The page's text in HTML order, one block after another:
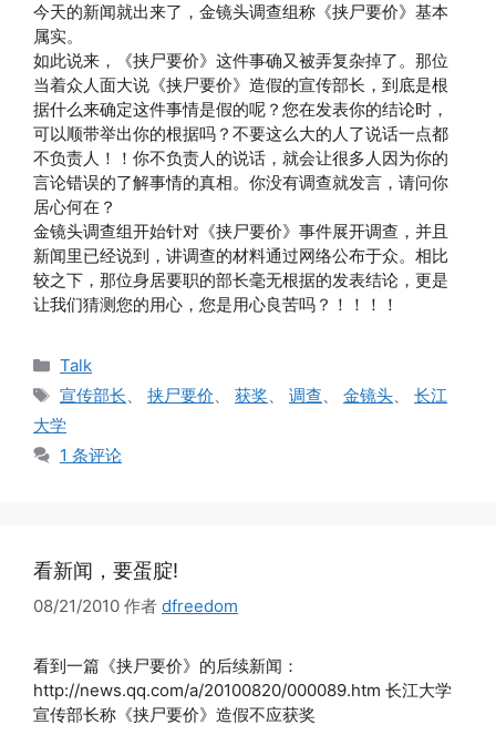
今天的新闻就出来了，金镜头调查组称《挟尸要价》基本
属实。
如此说来，《挟尸要价》这件事确又被弄复杂掉了。那位
当着众人面大说《挟尸要价》造假的宣传部长，到底是根
据什么来确定这件事情是假的呢？您在发表你的结论时，
可以顺带举出你的根据吗？不要这么大的人了说话一点都
不负责人！！你不负责人的说话，就会让很多人因为你的
言论错误的了解事情的真相。你没有调查就发言，请问你
居心何在？
金镜头调查组开始针对《挟尸要价》事件展开调查，并且
新闻里已经说到，讲调查的材料通过网络公布于众。相比
较之下，那位身居要职的部长毫无根据的发表结论，更是
让我们猜测您的用心，您是用心良苦吗？！！！！
分
类
Talk
标
签
宣传部长、 挟尸要价、 获奖、 调查、 金镜头、 长江
大学
1 条评论
看新闻，要蛋腚!
08/21/2010 作者 dfreedom
看到一篇《挟尸要价》的后续新闻：
http://news.qq.com/a/20100820/000089.htm 长江大学
宣传部长称《挟尸要价》造假不应获奖